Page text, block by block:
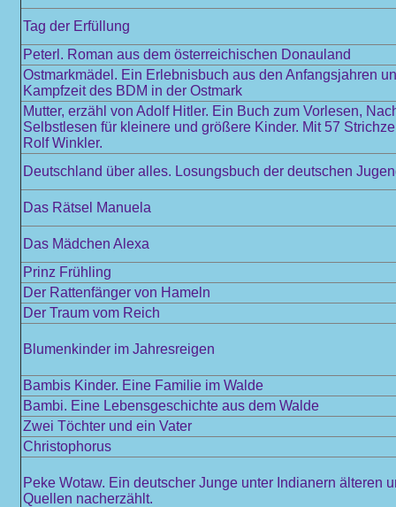
Tag der Erfüllung
Peterl. Roman aus dem österreichischen Donauland
Ostmarkmädel. Ein Erlebnisbuch aus den Anfangsjahren
Kampfzeit des BDM in der Ostmark
Mutter, erzähl von Adolf Hitler. Ein Buch zum Vorlesen,
Selbstlesen für kleinere und größere Kinder. Mit 57
Rolf Winkler.
Deutschland über alles. Losungsbuch der deutschen
Das Rätsel Manuela
Das Mädchen Alexa
Prinz Frühling
Der Rattenfänger von Hameln
Der Traum vom Reich
Blumenkinder im Jahresreigen
Bambis Kinder. Eine Familie im Walde
Bambi. Eine Lebensgeschichte aus dem Walde
Zwei Töchter und ein Vater
Christophorus
Peke Wotaw. Ein deutscher Junge unter Indianern älteren
Quellen nacherzählt.